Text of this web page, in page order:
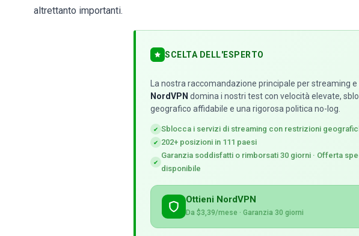
altrettanto importanti.
SCELTA DELL'ESPERTO
La nostra raccomandazione principale per streaming e
NordVPN domina i nostri test con velocità elevate,
geografico affidabile e una rigorosa politica no-log.
✔ Sblocca i servizi di streaming con restrizioni
✔ 202+ posizioni in 111 paesi
✔
Garanzia soddisfatti o rimborsati 30 giorni · Offerta
disponibile
Ottieni NordVPN
Da $3,39/mese · Garanzia 30 giorni